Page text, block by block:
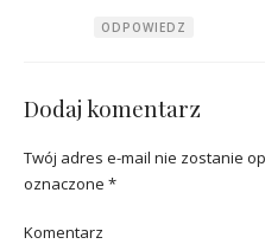
ODPOWIEDZ
Dodaj komentarz
Twój adres e-mail nie zostanie
oznaczone *
Komentarz